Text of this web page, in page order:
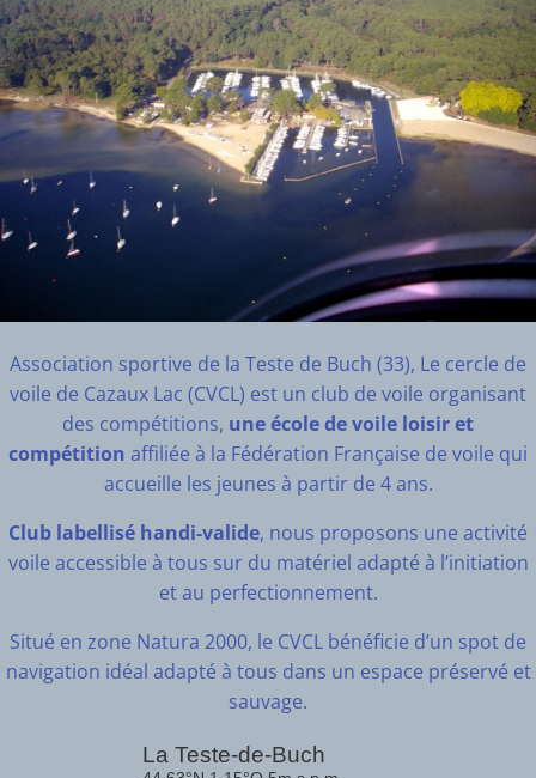
Association sportive de la Teste de Buch (33), Le cercle de
voile de Cazaux Lac (CVCL) est un club de voile organisant
des compétitions, une école de voile loisir et
compétition affiliée à la Fédération Française de voile qui
accueille les jeunes à partir de 4 ans.
Club labellisé handi-valide, nous proposons une activité
voile accessible à tous sur du matériel adapté à l’initiation
et au perfectionnement.
Situé en zone Natura 2000, le CVCL bénéficie d’un spot de
navigation idéal adapté à tous dans un espace préservé et
sauvage.